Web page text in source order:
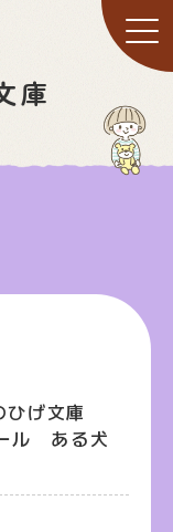
庫
ひげ文庫
ル ある犬